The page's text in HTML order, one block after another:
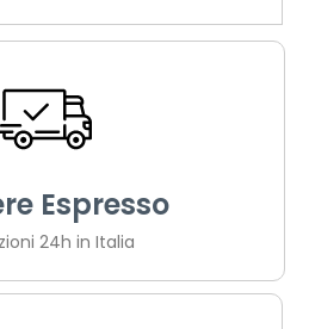
Espresso
24h in Italia